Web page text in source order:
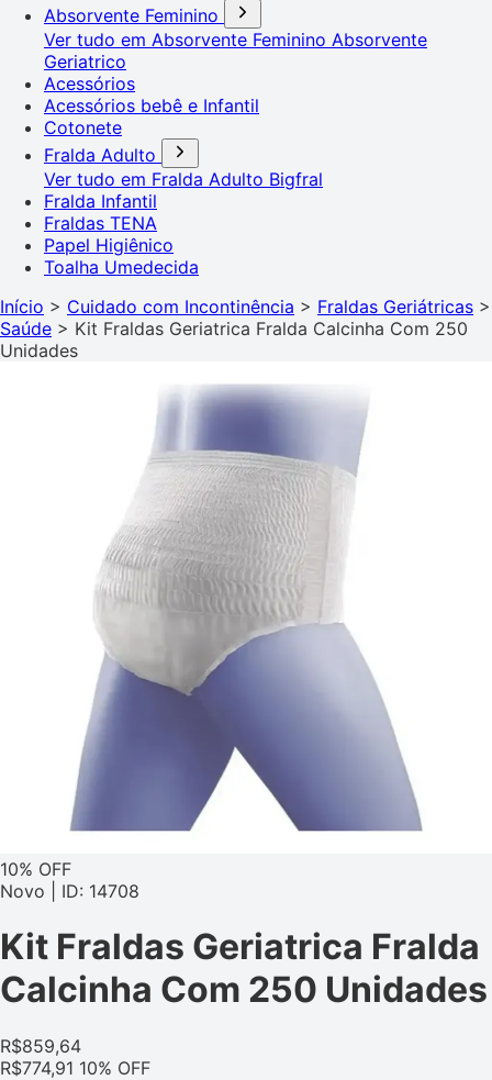
Absorvente Feminino
Ver tudo em Absorvente Feminino Absorvente
Geriatrico
Acessórios
Acessórios bebê e Infantil
Cotonete
Fralda Adulto
Ver tudo em Fralda Adulto Bigfral
Fralda Infantil
Fraldas TENA
Papel Higiênico
Toalha Umedecida
Início > Cuidado com Incontinência > Fraldas Geriátricas >
Saúde > Kit Fraldas Geriatrica Fralda Calcinha Com 250
Unidades
10% OFF
Novo | ID: 14708
Kit Fraldas Geriatrica Fralda
Calcinha Com 250 Unidades
R$859,64
R$774,91 10% OFF